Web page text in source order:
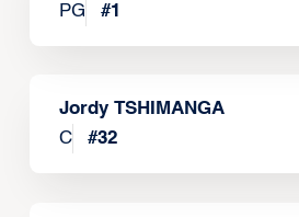
PG
#1
Jordy TSHIMANGA
C
#32